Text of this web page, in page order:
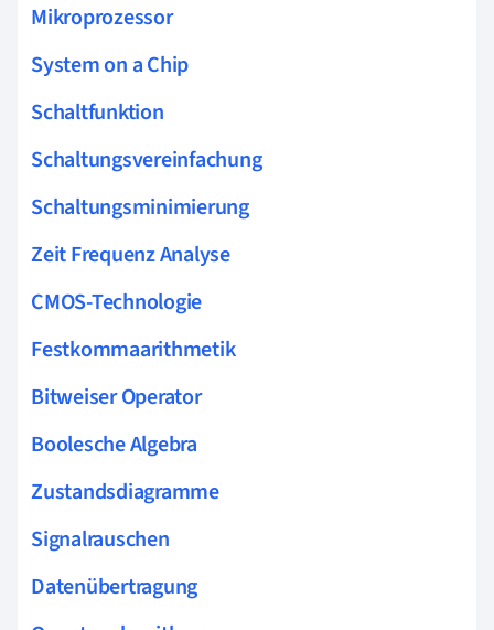
Mikroprozessor
System on a Chip
Schaltfunktion
Schaltungsvereinfachung
Schaltungsminimierung
Zeit Frequenz Analyse
CMOS-Technologie
Festkommaarithmetik
Bitweiser Operator
Boolesche Algebra
Zustandsdiagramme
Signalrauschen
Datenübertragung